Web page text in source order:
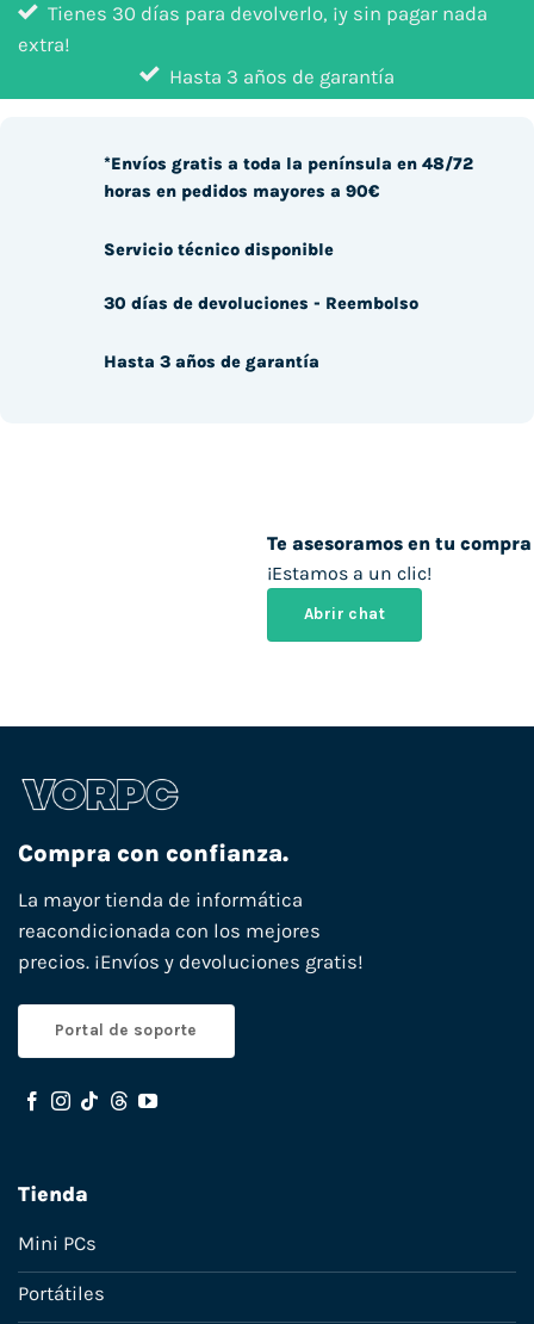
Tienes 30 días para devolverlo, ¡y sin pagar nada
extra!
Hasta 3 años de garantía
Te asesoramos en tu compra
¡Estamos a un clic!
Abrir chat
*Envíos gratis a toda la península en 48/72
horas en pedidos mayores a 90€
Servicio técnico disponible
30 días de devoluciones - Reembolso
Hasta 3 años de garantía
Compra con confianza.
La mayor tienda de informática
reacondicionada con los mejores
precios. ¡Envíos y devoluciones gratis!
Portal de soporte
Tienda
Mini PCs
Portátiles